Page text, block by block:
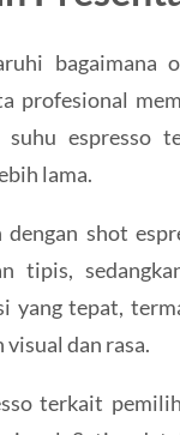
bagaimana
profesional
espresso
lama.
shot
tipis,
yang tepat,
dan rasa.
terkait